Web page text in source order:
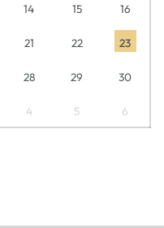
14 15 16
21 22 23
28 29 30
4 5 6